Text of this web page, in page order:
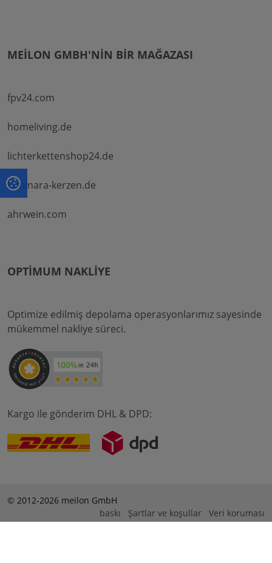
MEILON GMBH'NIN BIR MAĞAZASI
fpv24.com
homeliving.de
lichterkettenshop24.de
luminara-kerzen.de
ahrwein.com
OPTIMUM NAKLIYE
Optimize edilmiş depolama operasyonlarımız sayesinde
mükemmel nakliye süreci.
Kargo ile gönderim DHL & DPD:
© 2012-2026 meilon GmbH
baskı
Şartlar ve koşullar Veri koruması